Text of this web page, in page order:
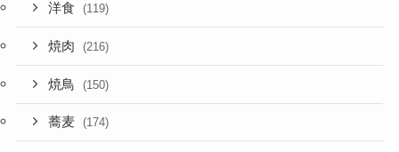
洋食 (119)
焼肉 (216)
焼鳥 (150)
蕎麦 (174)